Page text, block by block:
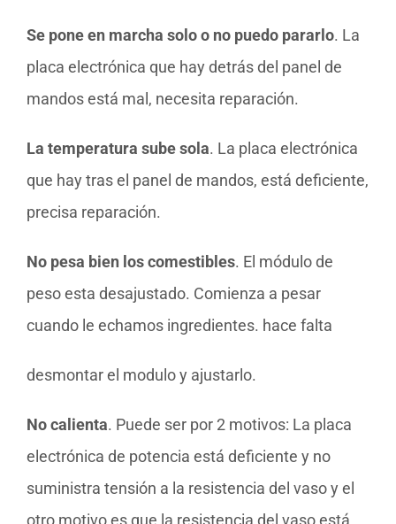
Se pone en marcha solo o no puedo pararlo. La
placa electrónica que hay detrás del panel de
mandos está mal, necesita reparación.
La temperatura sube sola. La placa electrónica
que hay tras el panel de mandos, está deficiente,
precisa reparación.
No pesa bien los comestibles. El módulo de
peso esta desajustado. Comienza a pesar
cuando le echamos ingredientes. hace falta
desmontar el modulo y ajustarlo.
No calienta. Puede ser por 2 motivos: La placa
electrónica de potencia está deficiente y no
suministra tensión a la resistencia del vaso y el